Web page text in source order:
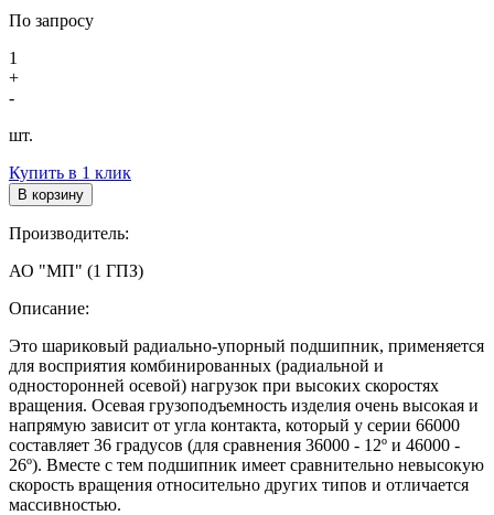
По запросу
1
+
-
шт.
Купить в 1 клик
В корзину
Производитель:
АО "МП" (1 ГПЗ)
Описание:
Это шариковый радиально-упорный подшипник, применяется
для восприятия комбинированных (радиальной и
односторонней осевой) нагрузок при высоких скоростях
вращения. Осевая грузоподъемность изделия очень высокая и
напрямую зависит от угла контакта, который у серии 66000
составляет 36 градусов (для сравнения 36000 - 12º и 46000 -
26º). Вместе с тем подшипник имеет сравнительно невысокую
скорость вращения относительно других типов и отличается
массивностью.